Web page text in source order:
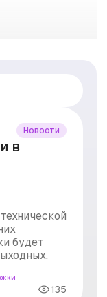
Новости
в
будет
135